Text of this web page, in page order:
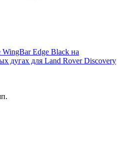
Edge Black на
дугах для Land Rover Discovery